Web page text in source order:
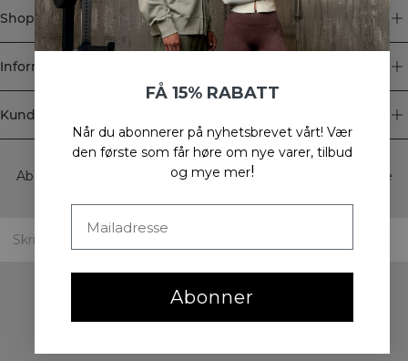
Shop
Informasjon
Kundeservice
Newsletter
Abonner på nyhetsbrevet vårt! Få eksklusive tilbud, de siste
FÅ 15% RABATT
Når du abonnerer på nyhetsbrevet vårt! Vær
den første som får høre om nye varer, tilbud
og mye mer!
Abonner